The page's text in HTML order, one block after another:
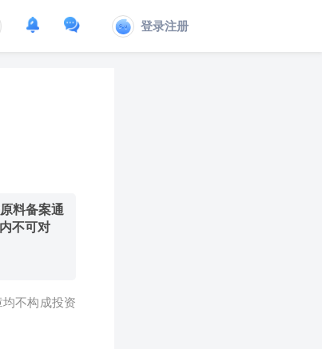
登录注册
料备案通
不可对
不构成投资